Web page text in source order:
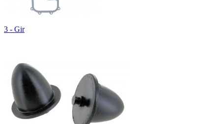
3 - Gir